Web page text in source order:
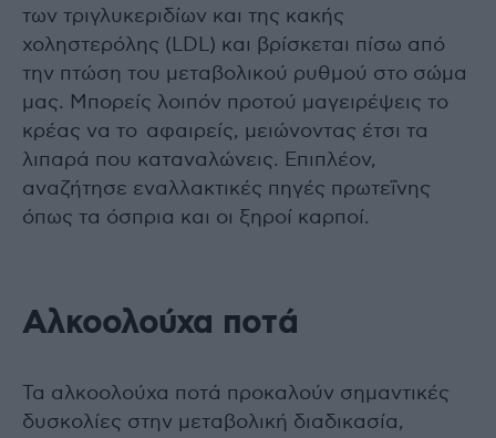
των τριγλυκεριδίων και της κακής
χοληστερόλης (LDL) και βρίσκεται πίσω από
την πτώση του μεταβολικού ρυθμού στο σώμα
μας. Μπορείς λοιπόν προτού μαγειρέψεις το
κρέας να το αφαιρείς, μειώνοντας έτσι τα
λιπαρά που καταναλώνεις. Επιπλέον,
αναζήτησε εναλλακτικές πηγές πρωτεΐνης
όπως τα όσπρια και οι ξηροί καρποί.
Αλκοολούχα ποτά
Τα αλκοολούχα ποτά προκαλούν σημαντικές
δυσκολίες στην μεταβολική διαδικασία,